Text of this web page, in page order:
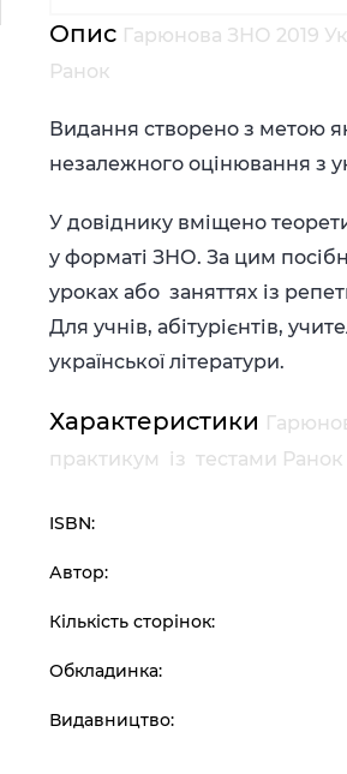
Опис Гарюнова ЗНО 2019
Ранок
Видання створено з метою
незалежного оцінювання з
У довіднику вміщено
у форматі ЗНО. За цим
уроках або заняттях із
Для учнів, абітурієнтів,
української літератури.
Характеристики
практикум із тестами Ранок
ISBN:
Автор:
Кількість сторінок:
Обкладинка:
Видавництво: